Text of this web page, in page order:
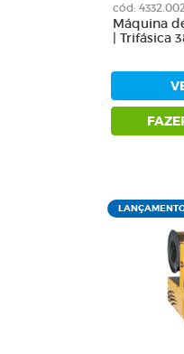
cód:
Máquina
| Trifásica